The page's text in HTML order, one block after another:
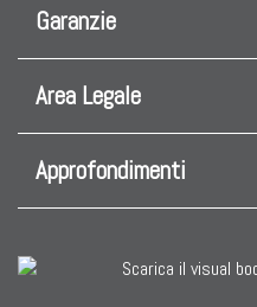
Garanzie
Area Legale
Approfondimenti